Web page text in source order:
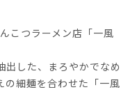
こつラーメン店「一風
出した、まろやかでなめ
の細麺を合わせた「一風